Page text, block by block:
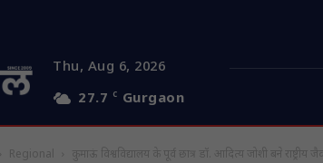
Thu, Aug 6, 2026
27.7
C Gurgaon
Regional कुमाऊं विश्वविद्यालय के पूर्व छात्र डॉ. आदित्य जोशी बने राष्ट्रीय जैव